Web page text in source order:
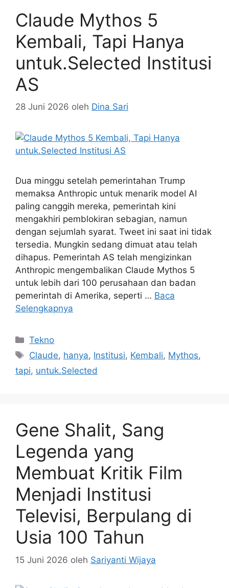
Claude Mythos 5
Kembali, Tapi Hanya
untuk.Selected Institusi
AS
28 Juni 2026 oleh Dina Sari
Dua minggu setelah pemerintahan Trump
memaksa Anthropic untuk menarik model AI
paling canggih mereka, pemerintah kini
mengakhiri pemblokiran sebagian, namun
dengan sejumlah syarat. Tweet ini saat ini tidak
tersedia. Mungkin sedang dimuat atau telah
dihapus. Pemerintah AS telah mengizinkan
Anthropic mengembalikan Claude Mythos 5
untuk lebih dari 100 perusahaan dan badan
pemerintah di Amerika, seperti … Baca
Selengkapnya
Kategori
Tekno
Tag
Claude, hanya, Institusi, Kembali, Mythos,
tapi, untuk.Selected
Gene Shalit, Sang
Legenda yang
Membuat Kritik Film
Menjadi Institusi
Televisi, Berpulang di
Usia 100 Tahun
15 Juni 2026 oleh Sariyanti Wijaya